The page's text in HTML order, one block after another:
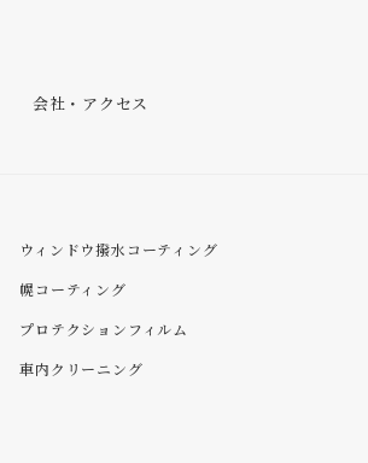
会社・アクセス
ウィンドウ撥水コーティング
幌コーティング
プロテクションフィルム
車内クリーニング